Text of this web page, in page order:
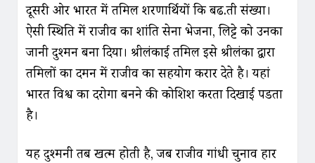
दूसरी ओर भारत में तमिल शरणार्थियों कि बढ.ती संख्या।
ऐसी स्थिति में राजीव का शांति सेना भेजना, लिट्टे को उनका
जानी दुश्मन बना दिया। श्रीलंकाई तमिल इसे श्रीलंका द्वारा
तमिलों का दमन में राजीव का सहयोग करार देते है। यहां
भारत विश्व का दरोगा बनने की कोशिश करता दिखाई पडता
है।
यह दुश्मनी तब खत्म होती है, जब राजीव गांधी चुनाव हार